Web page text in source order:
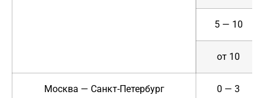
5 — 10
от 10
Москва — Санкт-Петербург 0 — 3